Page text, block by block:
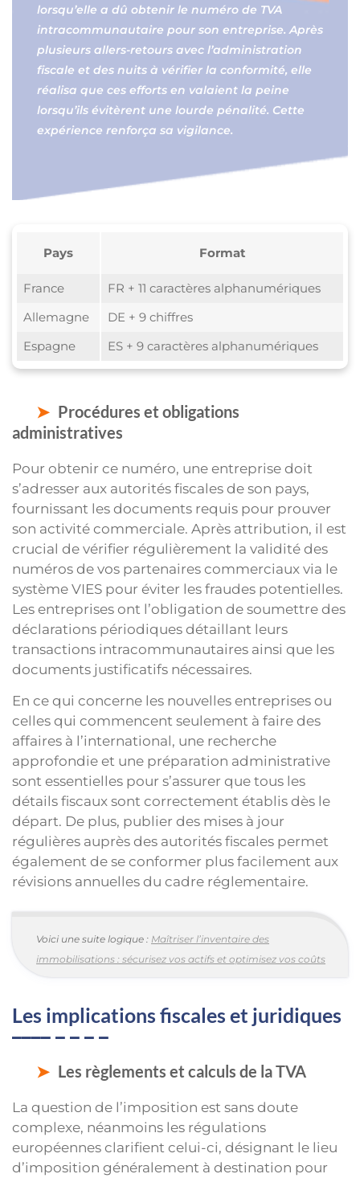
lorsqu’elle a dû obtenir le numéro de TVA
intracommunautaire pour son entreprise. Après
plusieurs allers-retours avec l’administration
fiscale et des nuits à vérifier la conformité, elle
réalisa que ces efforts en valaient la peine
lorsqu’ils évitèrent une lourde pénalité. Cette
expérience renforça sa vigilance.
Pays Format
France
FR + 11 caractères alphanumériques
Allemagne
DE + 9 chiffres
Espagne
ES + 9 caractères alphanumériques
Procédures et obligations
administratives
Pour obtenir ce numéro, une entreprise doit
s’adresser aux autorités fiscales de son pays,
fournissant les documents requis pour prouver
son activité commerciale. Après attribution, il est
crucial de vérifier régulièrement la validité des
numéros de vos partenaires commerciaux via le
système VIES pour éviter les fraudes potentielles.
Les entreprises ont l’obligation de soumettre des
déclarations périodiques détaillant leurs
transactions intracommunautaires ainsi que les
documents justificatifs nécessaires.
En ce qui concerne les nouvelles entreprises ou
celles qui commencent seulement à faire des
affaires à l’international, une recherche
approfondie et une préparation administrative
sont essentielles pour s’assurer que tous les
détails fiscaux sont correctement établis dès le
départ. De plus, publier des mises à jour
régulières auprès des autorités fiscales permet
également de se conformer plus facilement aux
révisions annuelles du cadre réglementaire.
Voici une suite logique : Maîtriser l’inventaire des
immobilisations : sécurisez vos actifs et optimisez vos coûts
Les implications fiscales et juridiques
Les règlements et calculs de la TVA
La question de l’imposition est sans doute
complexe, néanmoins les régulations
européennes clarifient celui-ci, désignant le lieu
d’imposition généralement à destination pour